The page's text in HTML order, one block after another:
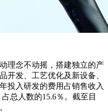
理念不动摇，搭建独立的产
开发、工艺优化及新设备、
投入研发的费用占销售收入
总人数的15.6％。截至目